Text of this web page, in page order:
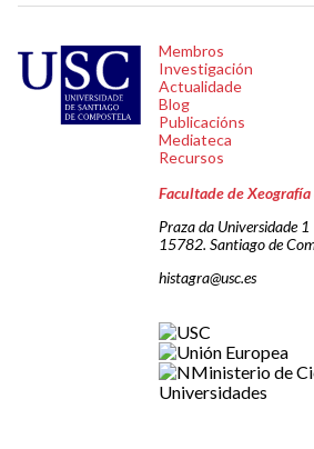
Membros
Investigación
Actualidade
Blog
Publicacións
Mediateca
Recursos
Facultade de
Praza da Universidade 1
15782. Santiago de
histagra@usc.es